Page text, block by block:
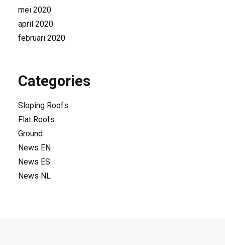
mei 2020
april 2020
februari 2020
Categories
Sloping Roofs
Flat Roofs
Ground
News EN
News ES
News NL